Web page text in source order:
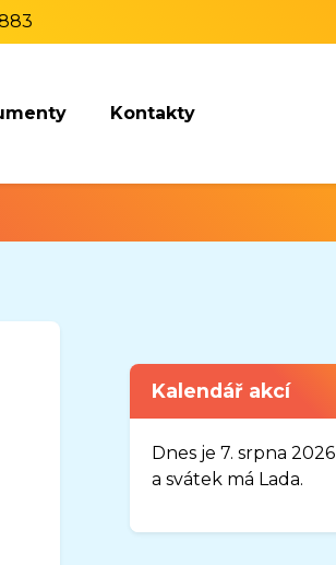
Kontakty
Kalendář akcí
Dnes je 7. srpna 2026
a svátek má Lada.